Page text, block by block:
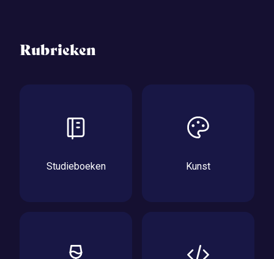
Rubrieken
Studieboeken Kunst